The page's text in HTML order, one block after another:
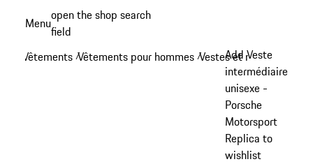
principal
Menuopen the shop search
field
Vêtements /Vêtements pour hommes /Vestes et manteaux
Add Veste
intermédiaire
unisexe -
Porsche
Motorsport
Replica to
wishlist